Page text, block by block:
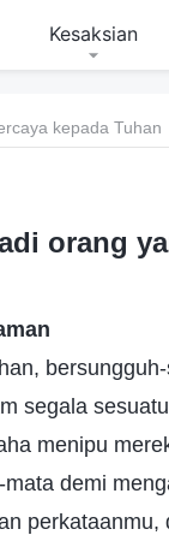
Kesaksian
kepada Tuhan
orang
segala
menipu
demi
perkataanmu,